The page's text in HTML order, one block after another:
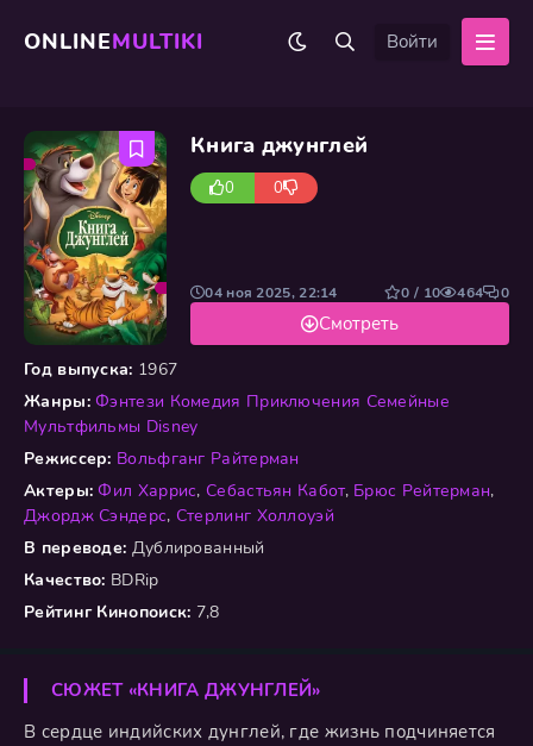
ONLINEMULTIKI Войти
Книга джунглей
0 0
Год выпуска: 1967
Жанры: Фэнтези Комедия Приключения Семейные
Мультфильмы Disney
Режиссер: Вольфганг Райтерман
Актеры: Фил Харрис, Себастьян Кабот, Брюс Рейтерман,
Джордж Сэндерс, Стерлинг Холлоуэй
В переводе: Дублированный
Качество: BDRip
Рейтинг Кинопоиск: 7,8
Смотреть
04 ноя 2025, 22:14 0 / 10 464 0
СЮЖЕТ «КНИГА ДЖУНГЛЕЙ»
В сердце индийских дунглей, где жизнь подчиняется